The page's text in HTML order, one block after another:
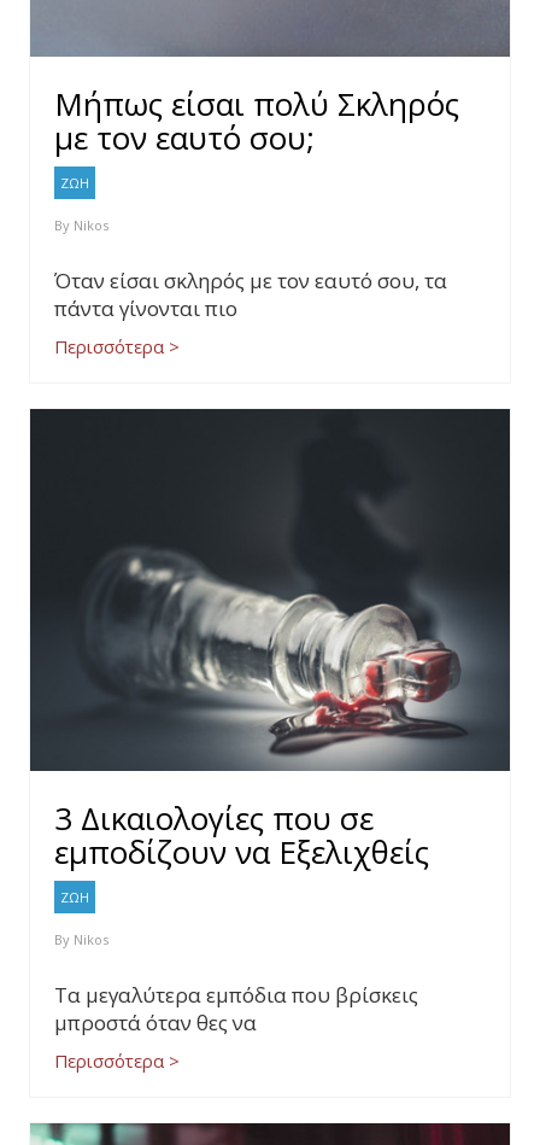
Μήπως είσαι πολύ Σκληρός
με τον εαυτό σου;
ΖΩΗ
By Nikos
Όταν είσαι σκληρός με τον εαυτό σου, τα
πάντα γίνονται πιο
Περισσότερα >
3 Δικαιολογίες που σε
εμποδίζουν να Eξελιχθείς
ΖΩΗ
By Nikos
Τα μεγαλύτερα εμπόδια που βρίσκεις
μπροστά όταν θες να
Περισσότερα >